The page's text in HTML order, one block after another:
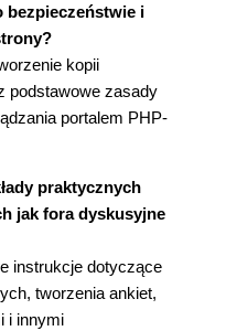
(106)
Account (108)
(110)
(120)
(120)
(121)
bezpieczeństwie i
kopii
podstawowe zasady
portalem PHP-
praktycznych
jak fora dyskusyjne
instrukcje dotyczące
tworzenia ankiet,
i innymi